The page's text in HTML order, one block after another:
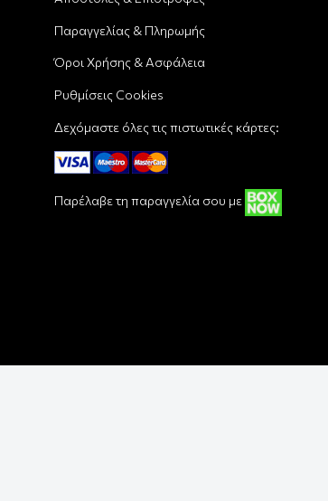
Παραγγελίας & Πληρωμής
Όροι Χρήσης & Ασφάλεια
Ρυθμίσεις Cookies
Δεχόμαστε όλες τις πιστωτικές κάρτες:
Παρέλαβε τη παραγγελία σου με